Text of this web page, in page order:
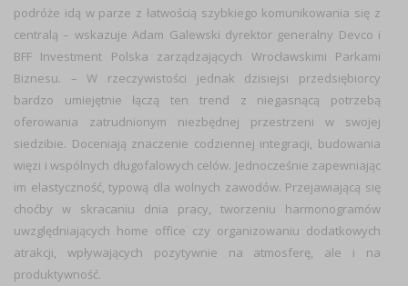
podróże idą w parze z łatwością szybkiego komunikowania się z
centralą – wskazuje Adam Galewski dyrektor generalny Devco i
BFF Investment Polska zarządzających Wrocławskimi Parkami
Biznesu. – W rzeczywistości jednak dzisiejsi przedsiębiorcy
bardzo umiejętnie łączą ten trend z niegasnącą potrzebą
oferowania zatrudnionym niezbędnej przestrzeni w swojej
siedzibie. Doceniają znaczenie codziennej integracji, budowania
więzi i wspólnych długofalowych celów. Jednocześnie zapewniając
im elastyczność, typową dla wolnych zawodów. Przejawiającą się
choćby w skracaniu dnia pracy, tworzeniu harmonogramów
uwzględniających home office czy organizowaniu dodatkowych
atrakcji, wpływających pozytywnie na atmosferę, ale i na
produktywność.